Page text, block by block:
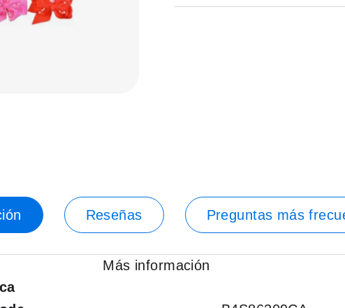
Reseñas Preguntas más
Más información